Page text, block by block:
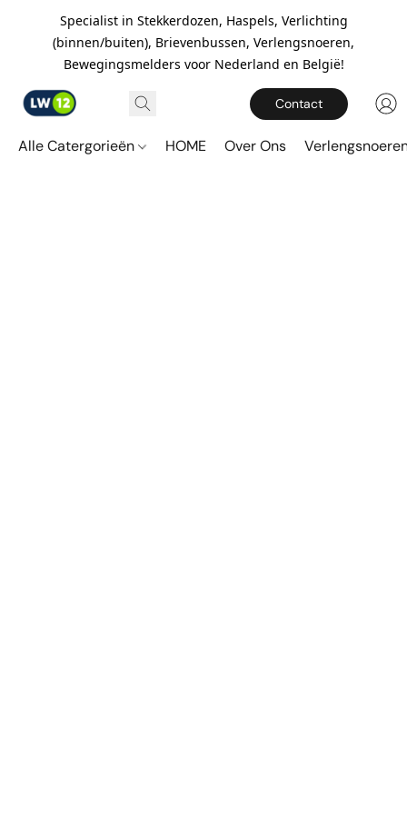
Specialist in Stekkerdozen, Haspels, Verlichting
(binnen/buiten), Brievenbussen, Verlengsnoeren,
Bewegingsmelders voor Nederland en België!
Contact
Alle Catergorieën HOME Over Ons